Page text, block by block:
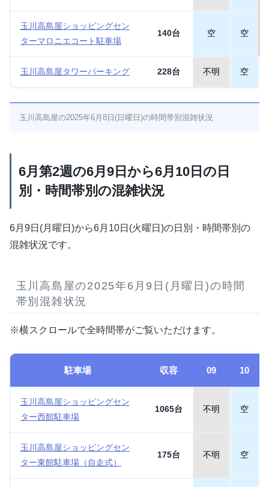
玉川高島屋ショッピングセン
ターマロニエコート駐車場
140台 空 空
玉川高島屋タワーパーキング 228台 不明 空
玉川高島屋の2025年6月8日(日曜日)の時間帯別混雑状況
6月第2週の6月9日から6月10日の日
別・時間帯別の混雑状況
6月9日(月曜日)から6月10日(火曜日)の日別・時間帯別の
混雑状況です。
玉川高島屋の2025年6月9日(月曜日)の時間
帯別混雑状況
※横スクロールで全時間帯がご覧いただけます。
駐車場 収容 09 10
玉川高島屋ショッピングセン
ター西館駐車場
1065台 不明 空
玉川高島屋ショッピングセン
ター東館駐車場（自走式）
175台 不明 空